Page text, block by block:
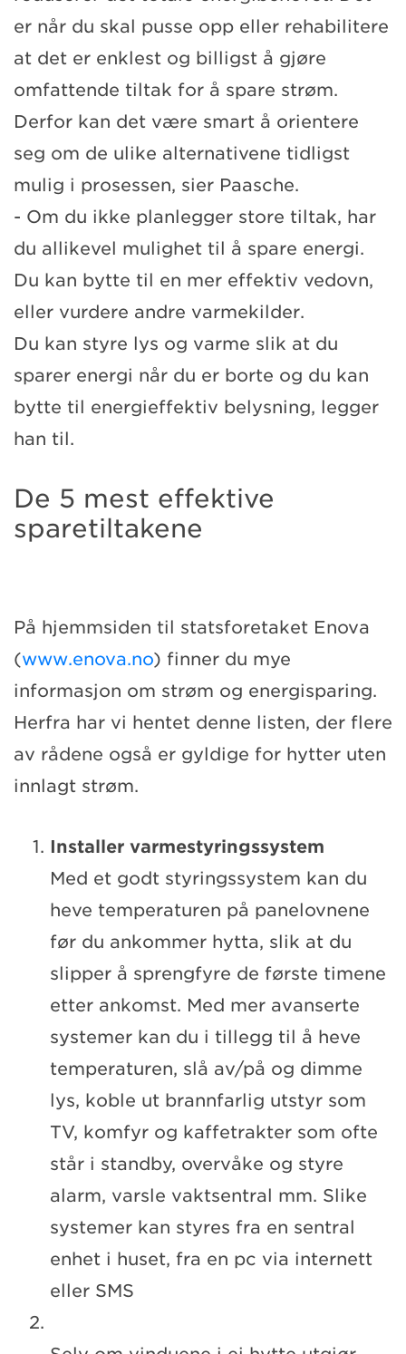
er når du skal pusse opp eller rehabilitere
at det er enklest og billigst å gjøre
omfattende tiltak for å spare strøm.
Derfor kan det være smart å orientere
seg om de ulike alternativene tidligst
mulig i prosessen, sier Paasche.
- Om du ikke planlegger store tiltak, har
du allikevel mulighet til å spare energi.
Du kan bytte til en mer effektiv vedovn,
eller vurdere andre varmekilder.
Du kan styre lys og varme slik at du
sparer energi når du er borte og du kan
bytte til energieffektiv belysning, legger
han til.
De 5 mest effektive
sparetiltakene
På hjemmsiden til statsforetaket Enova
(www.enova.no) finner du mye
informasjon om strøm og energisparing.
Herfra har vi hentet denne listen, der flere
av rådene også er gyldige for hytter uten
innlagt strøm.
Installer varmestyringssystem
Med et godt styringssystem kan du
heve temperaturen på panelovnene
før du ankommer hytta, slik at du
slipper å sprengfyre de første timene
etter ankomst. Med mer avanserte
systemer kan du i tillegg til å heve
temperaturen, slå av/på og dimme
lys, koble ut brannfarlig utstyr som
TV, komfyr og kaffetrakter som ofte
står i standby, overvåke og styre
alarm, varsle vaktsentral mm. Slike
systemer kan styres fra en sentral
enhet i huset, fra en pc via internett
eller SMS